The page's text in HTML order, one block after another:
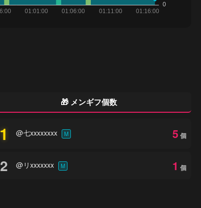
🎁 メンギフ個数
1 @七xxxxxxxx M 5 個
2 @リxxxxxxx M 1 個